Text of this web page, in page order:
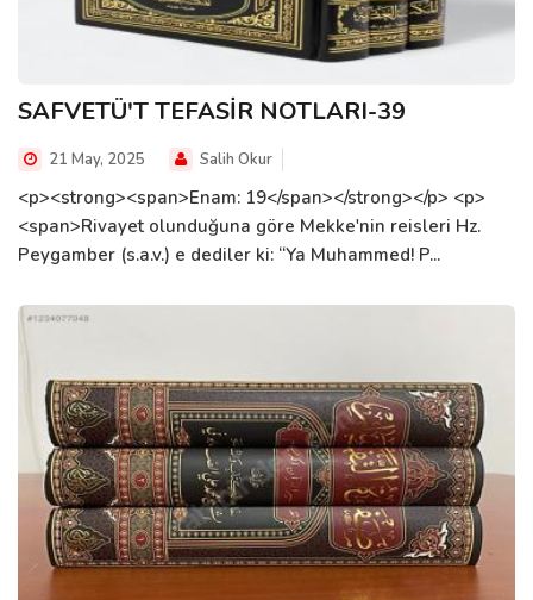
SAFVETÜ'T TEFASİR NOTLARI-39
21 May, 2025 Salih Okur
<p><strong><span>Enam: 19</span></strong></p> <p>
<span>Rivayet olunduğuna göre Mekke'nin reisleri Hz.
Peygamber (s.a.v.) e dediler ki: “Ya Muhammed! P...